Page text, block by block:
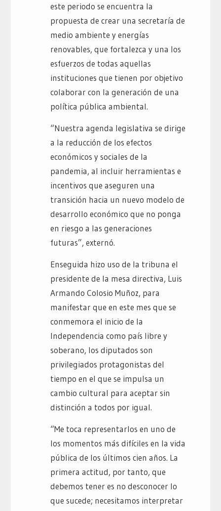
este periodo se encuentra la
propuesta de crear una secretaría de
medio ambiente y energías
renovables, que fortalezca y una los
esfuerzos de todas aquellas
instituciones que tienen por objetivo
colaborar con la generación de una
política pública ambiental.
“Nuestra agenda legislativa se dirige
a la reducción de los efectos
económicos y sociales de la
pandemia, al incluir herramientas e
incentivos que aseguren una
transición hacia un nuevo modelo de
desarrollo económico que no ponga
en riesgo a las generaciones
futuras”, externó.
Enseguida hizo uso de la tribuna el
presidente de la mesa directiva, Luis
Armando Colosio Muñoz, para
manifestar que en este mes que se
conmemora el inicio de la
Independencia como país libre y
soberano, los diputados son
privilegiados protagonistas del
tiempo en el que se impulsa un
cambio cultural para aceptar sin
distinción a todos por igual.
“Me toca representarlos en uno de
los momentos más difíciles en la vida
pública de los últimos cien años. La
primera actitud, por tanto, que
debemos tener es no desconocer lo
que sucede; necesitamos interpretar